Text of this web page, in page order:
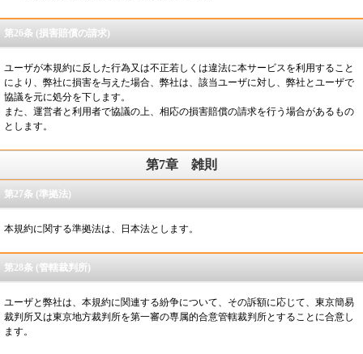
第26条 (損害賠償の請求)
ユーザが本規約に反した行為又は不正若しくは違法に本サービスを利用すること
により、弊社に損害を与えた場合、弊社は、該当ユーザに対し、弊社とユーザで
協議を元に処分を下します。
また、運営者と利用者で協議の上、相応の損害賠償の請求を行う場合があるもの
とします。
第7章 雑則
第27条 (準拠法)
本規約に関する準拠法は、日本法とします。
第28条 (管轄裁判所)
ユーザと弊社は、本規約に関連する紛争について、その訴額に応じて、東京簡易
裁判所又は東京地方裁判所を第一審の専属的合意管轄裁判所とすることに合意し
ます。